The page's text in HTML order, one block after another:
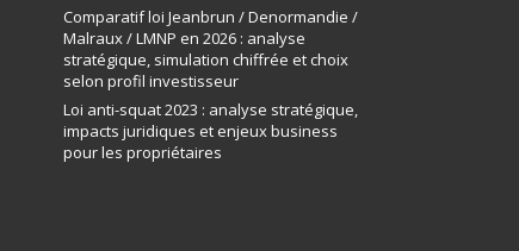
Comparatif loi Jeanbrun / Denormandie /
Malraux / LMNP en 2026 : analyse
stratégique, simulation chiffrée et choix
selon profil investisseur
Loi anti-squat 2023 : analyse stratégique,
impacts juridiques et enjeux business
pour les propriétaires